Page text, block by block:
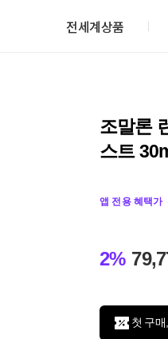
전세계상품
조말론
스트
앱 전용 혜택가
2%
첫 구